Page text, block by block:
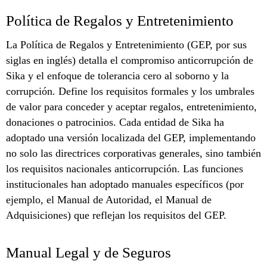
Política de Regalos y Entretenimiento
La Política de Regalos y Entretenimiento (GEP, por sus
siglas en inglés) detalla el compromiso anticorrupción de
Sika y el enfoque de tolerancia cero al soborno y la
corrupción. Define los requisitos formales y los umbrales
de valor para conceder y aceptar regalos, entretenimiento,
donaciones o patrocinios. Cada entidad de Sika ha
adoptado una versión localizada del GEP, implementando
no solo las directrices corporativas generales, sino también
los requisitos nacionales anticorrupción. Las funciones
institucionales han adoptado manuales específicos (por
ejemplo, el Manual de Autoridad, el Manual de
Adquisiciones) que reflejan los requisitos del GEP.
Manual Legal y de Seguros